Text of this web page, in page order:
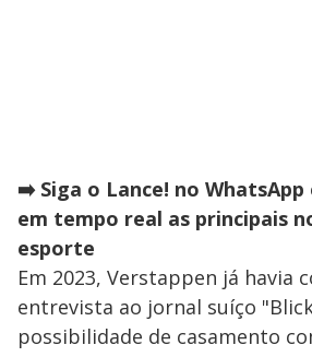
➡️ Siga o Lance! no WhatsApp
em tempo real as principais
esporte
Em 2023, Verstappen já havia
entrevista ao jornal suíço
possibilidade de casamento